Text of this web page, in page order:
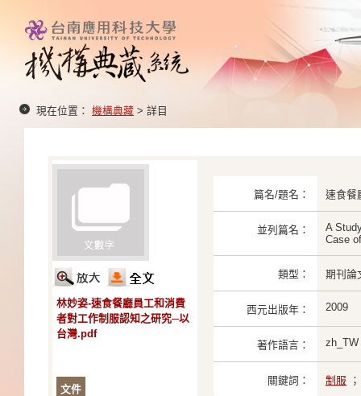
現在位置： 機構典藏 > 詳目
林妙姿-速食餐廳員工和消費
者對工作制服認知之研究─以
台灣.pdf
文件
篇名/題名： 速食餐
並列篇名：
A
Case
類型： 期刊論
西元出版年： 2009
著作語言： zh_TW
關鍵詞： 制服